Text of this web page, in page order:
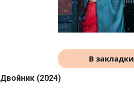
В закладки
Двойник (2024)